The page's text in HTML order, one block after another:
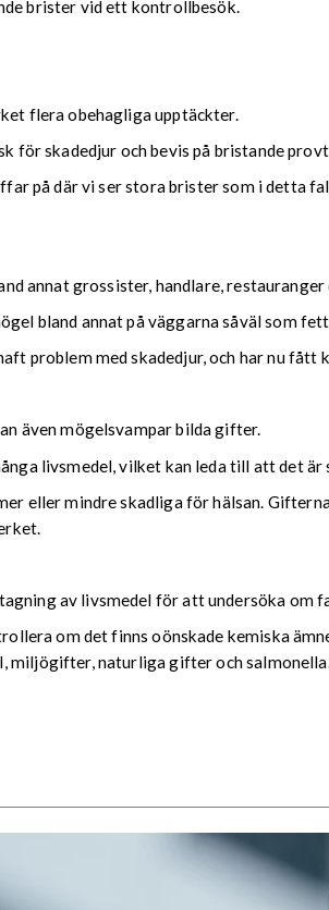
brister vid ett kontrollbesök.
flera obehagliga upptäckter.
för skadedjur och bevis på bristande
på där vi ser stora brister som i detta
annat grossister, handlare, restauranger
bland annat på väggarna såväl som
problem med skadedjur, och har nu
även mögelsvampar bilda gifter.
livsmedel, vilket kan leda till att det är
eller mindre skadliga för hälsan.
av livsmedel för att undersöka om
om det finns oönskade kemiska
miljögifter, naturliga gifter och